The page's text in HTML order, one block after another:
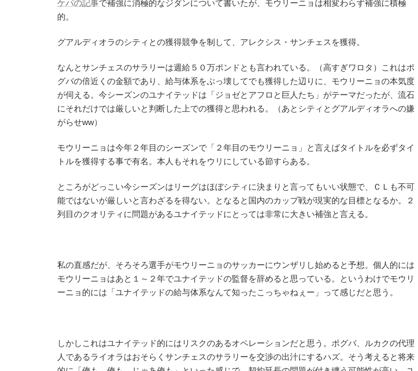
ケパの記事で補強に消極的なジダンについて書いたが、モウリーニョは相変わらず補強に積極
的。
グアルディオラのシティとの獲得競争を制して、アレクシス・サンチェスを獲得。
なんとサンチェスのサラリーは週給５０万ポンドとも言われている。（高すぎワロタ）これはポ
グバの倍近くの金額であり、給与体系をぶっ壊してでも獲得した辺りに、モウリーニョの本気度
が伺える。今シーズンのユナイテッドは「ジョゼとアフロと巨人たち」がテーマだったが、流石
にそれだけでは厳しいと判断した上での獲得と思われる。（あとシティとグアルディオラへの嫌
がらせww）
モウリーニョは今年２年目のシーズンで「２年目のモウリーニョ」と言えばタイトルを必ずタイ
トルを獲得する事で有名。本人もそれをウリにしている節すらある。
ところがどっこい今シーズンはリーグはほぼシティに決まりと言ってもいい状態で、ＣＬも不可
能ではないが厳しいと言わざるを得ない。となると国内のカップ戦が現実的な目標となるか。２
列目のクオリティに問題があるユナイテッドにとっては非常に大きい補強と言える。
私の直感だが、そろそろ選手がモウリーニョのサッカーにウンザリし始めると予想。個人的には
モウリーニョはあと１～２年でユナイテッドの監督を辞めると思っている。というわけでモウリ
ーニョ的には「ユナイテッドの給与体系なんて知ったこっちゃねぇー」って感じだと思う。
しかしこれはユナイテッド的にはリスクのあるオペレーションだと思う。ポグバ、ルカクの代理
人であるライオラはおそらくサンチェスのサラリーを交渉の出汁にするハズ。そう考えると将来